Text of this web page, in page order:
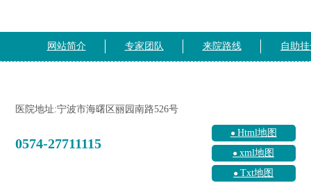
网站简介 专家团队 来院路线 自助
医院地址:宁波市海曙区丽园南路526号
0574-27711115
Html地图
xml地图
Txt地图